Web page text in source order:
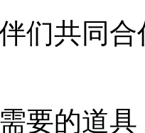
们共同
要的道